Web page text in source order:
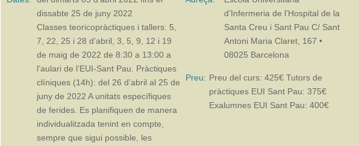
dissabte 25 de juny 2022
Classes teoricopràctiques i tallers: 5,
7, 22, 25 i 28 d’abril, 3, 5, 9, 12 i 19
de maig de 2022 de 8:30 a 13:00 a
l’aulari de l’EUI-Sant Pau. Pràctiques
clíniques (14h): del 26 d’abril al 25 de
juny de 2022 A unitats específiques
de ferides. Es planifiquen de manera
individualitzada tenint en compte,
sempre que sigui possible, les
d’Infermeria de l’Hospital de la
Santa Creu i Sant Pau C/ Sant
Antoni Maria Claret, 167 •
08025 Barcelona
Preu: Preu del curs: 425€ Tutors de
pràctiques EUI Sant Pau: 375€
Exalumnes EUI Sant Pau: 400€